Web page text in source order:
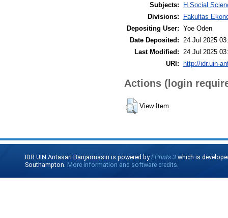
Subjects:
H Social
Divisions:
Fakultas
Depositing User: Yoe Oden
Date Deposited:
24 Jul 2025
Last Modified:
24 Jul 2025
URI: http://idr.uin-
Actions (login
View Item
IDR UIN Antasari Banjarmasin is powered byEPrints 3 which is
Southampton. More information and software credits.